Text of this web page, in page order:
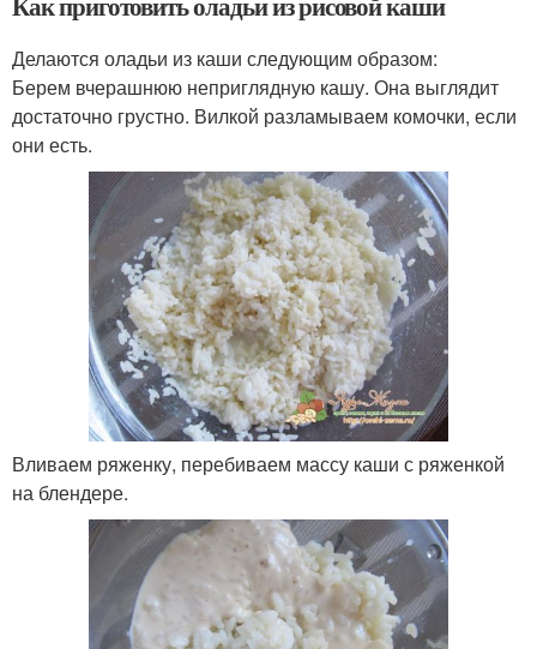
Делаются оладьи из каши следующим образом:
Берем вчерашнюю неприглядную кашу. Она выглядит
достаточно грустно. Вилкой разламываем комочки, если
они есть.
Вливаем ряженку, перебиваем массу каши с ряженкой
на блендере.